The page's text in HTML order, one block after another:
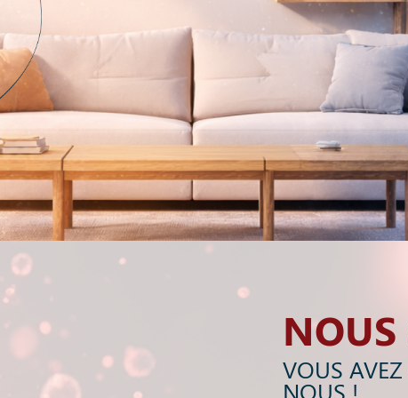
NOUS
VOUS
NOUS !